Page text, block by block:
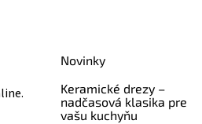
Novinky
Keramické drezy –
nadčasová klasika pre
vašu kuchyňu